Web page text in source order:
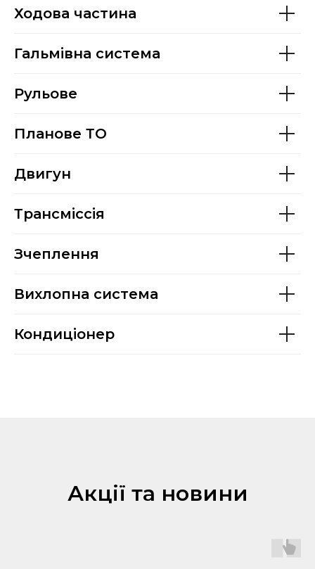
Ходова частина
Гальмівна система
Рульове
Планове ТО
Двигун
Трансміссія
Зчеплення
Вихлопна система
Кондиціонер
Акції та новини